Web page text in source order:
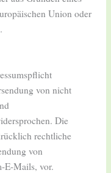
Union oder
von nicht
Die
rechtliche
von
E-Mails, vor.